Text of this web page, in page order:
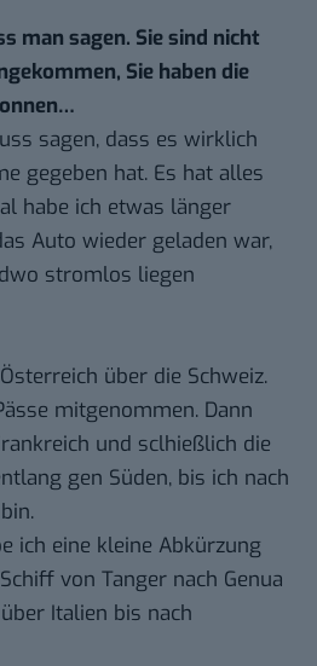
man sagen. Sie sind nicht
Sie haben die
sagen, dass es wirklich
gegeben hat. Es hat alles
habe ich etwas länger
Auto wieder geladen war,
stromlos liegen
über die Schweiz.
mitgenommen. Dann
und sclhießlich die
gen Süden, bis ich nach
ich eine kleine Abkürzung
von Tanger nach Genua
Italien bis nach